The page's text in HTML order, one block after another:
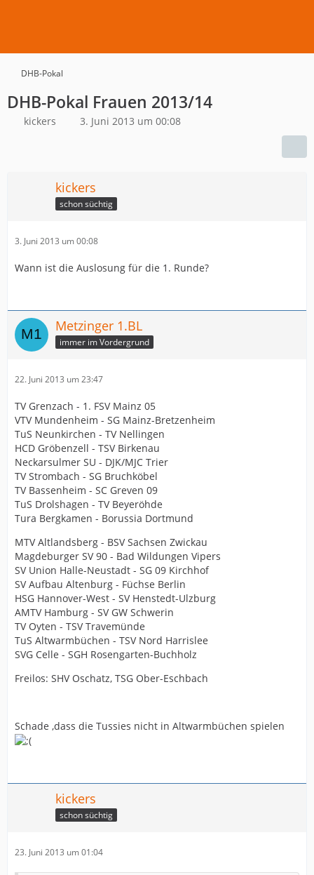
DHB-Pokal
DHB-Pokal Frauen 2013/14
kickers 3. Juni 2013 um 00:08
kickers
schon süchtig
3. Juni 2013 um 00:08
Wann ist die Auslosung für die 1. Runde?
Metzinger 1.BL
immer im Vordergrund
22. Juni 2013 um 23:47
TV Grenzach - 1. FSV Mainz 05
VTV Mundenheim - SG Mainz-Bretzenheim
TuS Neunkirchen - TV Nellingen
HCD Gröbenzell - TSV Birkenau
Neckarsulmer SU - DJK/MJC Trier
TV Strombach - SG Bruchköbel
TV Bassenheim - SC Greven 09
TuS Drolshagen - TV Beyeröhde
Tura Bergkamen - Borussia Dortmund
MTV Altlandsberg - BSV Sachsen Zwickau
Magdeburger SV 90 - Bad Wildungen Vipers
SV Union Halle-Neustadt - SG 09 Kirchhof
SV Aufbau Altenburg - Füchse Berlin
HSG Hannover-West - SV Henstedt-Ulzburg
AMTV Hamburg - SV GW Schwerin
TV Oyten - TSV Travemünde
TuS Altwarmbüchen - TSV Nord Harrislee
SVG Celle - SGH Rosengarten-Buchholz
Freilos: SHV Oschatz, TSG Ober-Eschbach
Schade ,dass die Tussies nicht in Altwarmbüchen spielen
kickers
schon süchtig
23. Juni 2013 um 01:04